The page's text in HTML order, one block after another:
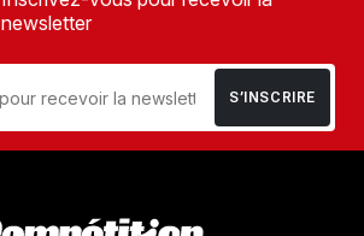
newsletter
S’INSCRIRE